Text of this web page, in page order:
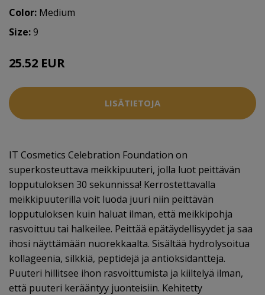
Color: Medium
Size:9
25.52 EUR
LISÄTIETOJA
IT Cosmetics Celebration Foundation on
superkosteuttava meikkipuuteri, jolla luot peittävän
lopputuloksen 30 sekunnissa! Kerrostettavalla
meikkipuuterilla voit luoda juuri niin peittävän
lopputuloksen kuin haluat ilman, että meikkipohja
rasvoittuu tai halkeilee. Peittää epätäydellisyydet ja saa
ihosi näyttämään nuorekkaalta. Sisältää hydrolysoitua
kollageenia, silkkiä, peptidejä ja antioksidantteja.
Puuteri hillitsee ihon rasvoittumista ja kiiltelyä ilman,
että puuteri kerääntyy juonteisiin. Kehitetty